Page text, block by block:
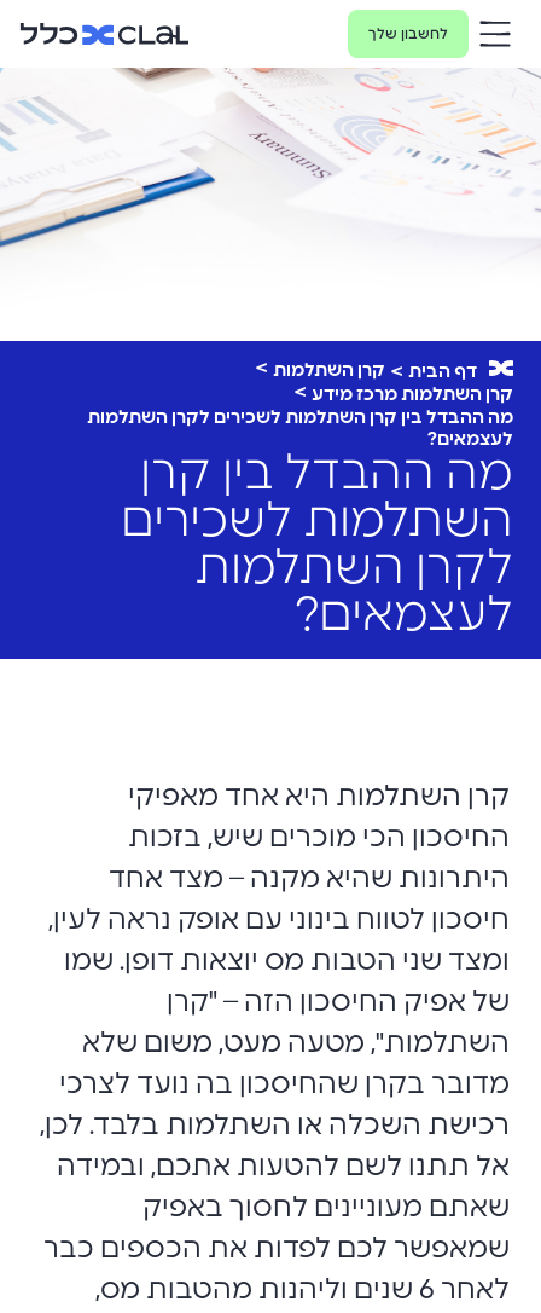
לחשבון שלך
דף הבית
קרן השתלמות
קרן השתלמות מרכז מידע
מה ההבדל בין קרן השתלמות לשכירים לקרן השתלמות
לעצמאים?
מה ההבדל בין קרן
השתלמות לשכירים
לקרן השתלמות
לעצמאים?
קרן השתלמות היא אחד מאפיקי
החיסכון הכי מוכרים שיש, בזכות
היתרונות שהיא מקנה – מצד אחד
חיסכון לטווח בינוני עם אופק נראה לעין,
ומצד שני הטבות מס יוצאות דופן. שמו
של אפיק החיסכון הזה – "קרן
השתלמות", מטעה מעט, משום שלא
מדובר בקרן שהחיסכון בה נועד לצרכי
רכישת השכלה או השתלמות בלבד. לכן,
אל תתנו לשם להטעות אתכם, ובמידה
שאתם מעוניינים לחסוך באפיק
שמאפשר לכם לפדות את הכספים כבר
לאחר 6 שנים וליהנות מהטבות מס,